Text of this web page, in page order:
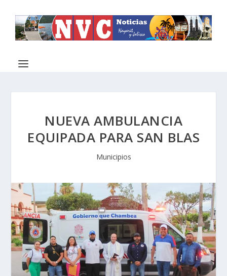
NUEVA AMBULANCIA
EQUIPADA PARA SAN BLAS
Municipios